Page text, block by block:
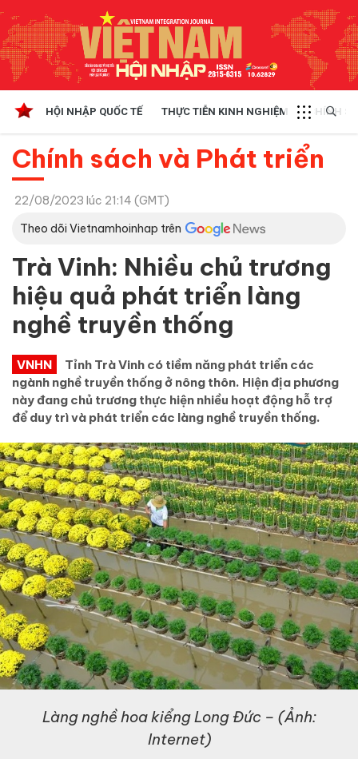
HỘI NHẬP QUỐC TẾ THỰC TIỄN KINH NGHIỆM CHÍNH
Chính sách và Phát triển
22/08/2023 lúc 21:14 (GMT)
Theo dõi Vietnamhoinhap trên
Trà Vinh: Nhiều chủ trương
hiệu quả phát triển làng
nghề truyền thống
VNHN
Tỉnh Trà Vinh có tiềm năng phát triển các
ngành nghề truyền thống ở nông thôn. Hiện địa phương
này đang chủ trương thực hiện nhiều hoạt động hỗ trợ
để duy trì và phát triển các làng nghề truyền thống.
Làng nghề hoa kiểng Long Đức – (Ảnh:
Internet)